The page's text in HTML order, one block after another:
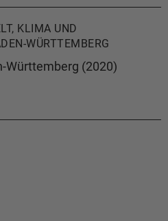
KLIMA UND
WÜRTTEMBERG
Württemberg (2020)